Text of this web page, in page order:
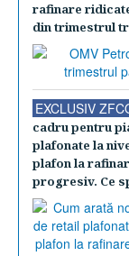
rafinare
din trimestrul
EXCLUSIV
cadru pentru
plafonate la
plafon la
progresiv. Ce